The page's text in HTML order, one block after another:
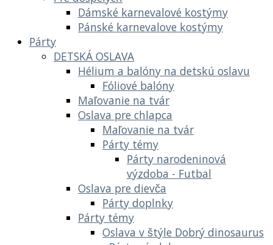
Dámské karnevalové kostýmy
Pánské karnevalove kostýmy
Párty
DETSKÁ OSLAVA
Hélium a balóny na detskú oslavu
Fóliové balóny
Maľovanie na tvár
Oslava pre chlapca
Maľovanie na tvár
Párty témy
Párty narodeninová
výzdoba - Futbal
Oslava pre dievča
Párty doplnky
Párty témy
Oslava v štýle Dobrý dinosaurus